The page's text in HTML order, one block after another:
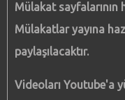
Mülakat sayfalarının
Mülakatlar yayına
paylaşılacaktır.
Videoları Youtube'a